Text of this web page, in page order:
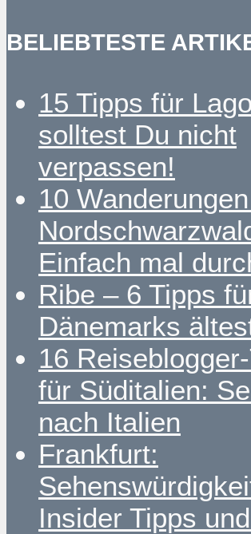
BELIEBTESTE
15 Tipps für
solltest Du nicht
verpassen!
10
Einfach mal
Ribe – 6 Tipps
Dänemarks
16
für Süditalien:
nach Italien
Frankfurt:
Insider Tipps